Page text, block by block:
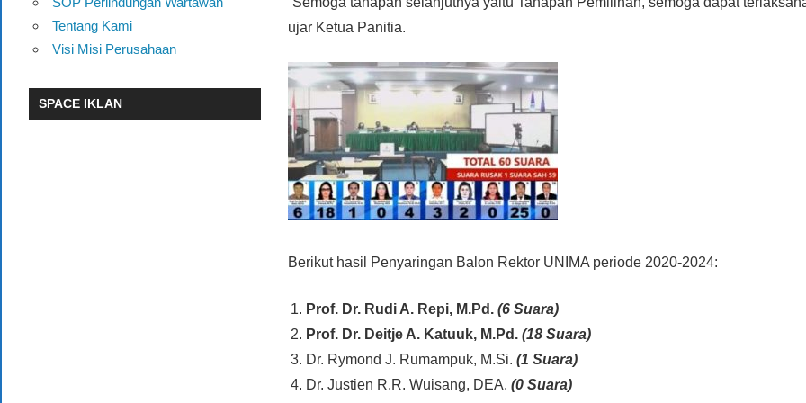
ujar Ketua Panitia.
Berikut hasil Penyaringan Balon Rektor UNIMA periode 2020-2024:
Prof. Dr. Rudi A. Repi, M.Pd. (6 Suara)
Prof. Dr. Deitje A. Katuuk, M.Pd. (18 Suara)
Dr. Rymond J. Rumampuk, M.Si. (1 Suara)
Dr. Justien R.R. Wuisang, DEA.(0 Suara)
Tentang Kami
Visi Misi Perusahaan
SPACE IKLAN